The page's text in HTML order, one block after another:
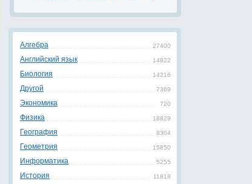
27400
Алгебра
14822
Английский язык
14216
Биология
7369
Другой
720
Экономика
18829
Физика
8304
География
15850
Геометрия
5255
Информатика
11818
История